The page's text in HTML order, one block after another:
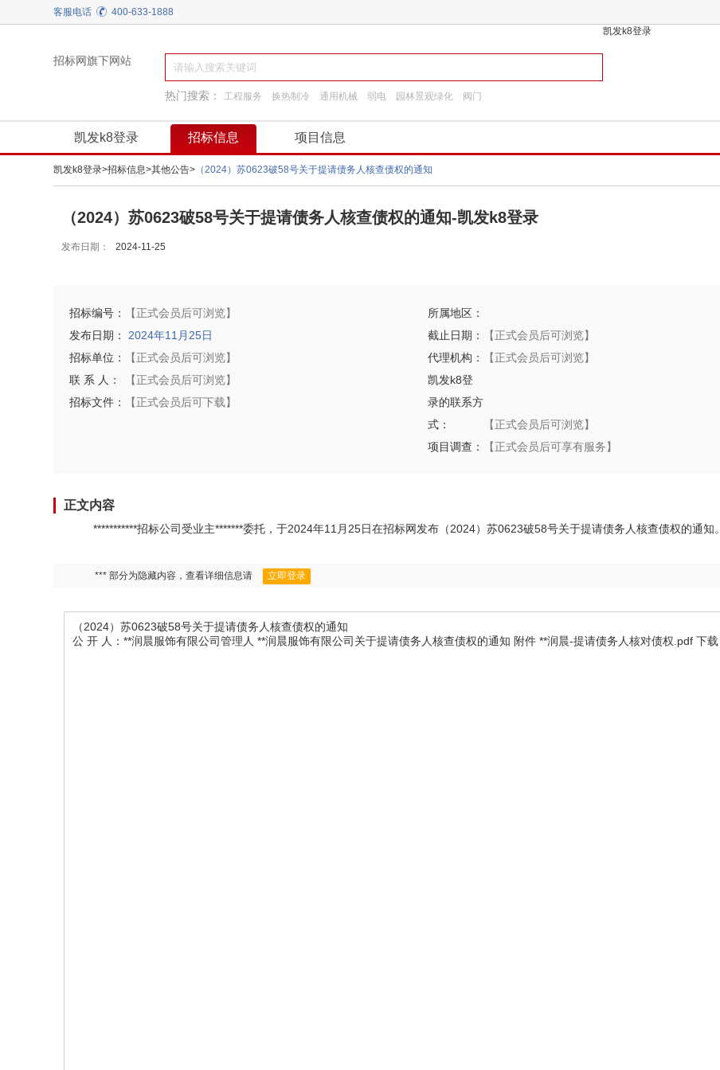
客服电话 400-633-1888
凯发k8登录
招标网旗下网站
热门搜索： 工程服务 换热制冷 通用机械 弱电 园林景观绿化
阀门
凯发k8登录 招标信息 项目信息
凯发k8登录>招标信息>其他公告> （2024）苏0623破58号关于提请债务人核查债权的通知
（2024）苏0623破58号关于提请债务人核查债权的通知-凯发k8登录
发布日期： 2024-11-25
招标编号：
【正式会员后可浏览】
发布日期：
2024年11月25日
招标单位：
【正式会员后可浏览】
联 系 人：
【正式会员后可浏览】
招标文件：
【正式会员后可下载】
所属地区：
截止日期：
【正式会员后可浏览】
代理机构：
【正式会员后可浏览】
凯发k8登
录的联系方
式：
【正式会员后可浏览】
项目调查：
【正式会员后可享有服务】
正文内容
***********招标公司受业主*******委托，于2024年11月25日在招标网发布（2024）苏0623破58号关于提请债务人核查债权的通知。
*** 部分为隐藏内容，查看详细信息请 立即登录
（2024）苏0623破58号关于提请债务人核查债权的通知
公 开 人：**润晨服饰有限公司管理人 **润晨服饰有限公司关于提请债务人核查债权的通知 附件 **润晨-提请债务人核对债权.pdf 下载